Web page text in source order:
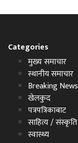
Categories
मुख्य समाचार
स्थानीय समाचार
Breaking News
खेलकुद
पत्रपत्रिकाबाट
साहित्य / संस्कृति
स्वास्थ्य